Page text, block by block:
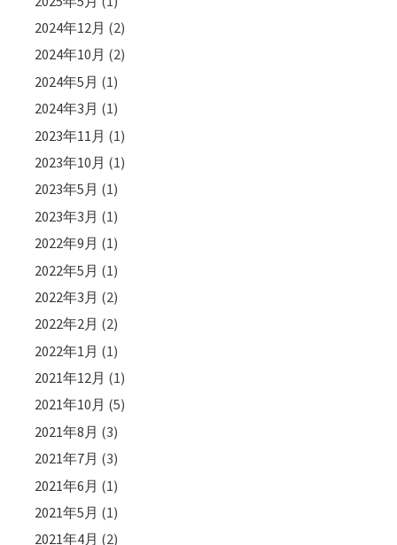
2024年12月 (2)
2024年10月 (2)
2024年5月 (1)
2024年3月 (1)
2023年11月 (1)
2023年10月 (1)
2023年5月 (1)
2023年3月 (1)
2022年9月 (1)
2022年5月 (1)
2022年3月 (2)
2022年2月 (2)
2022年1月 (1)
2021年12月 (1)
2021年10月 (5)
2021年8月 (3)
2021年7月 (3)
2021年6月 (1)
2021年5月 (1)
2021年4月 (2)